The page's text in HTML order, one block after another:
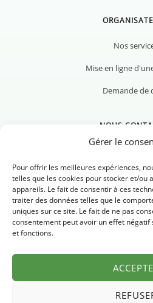
Gérer le
Pour offrir les meilleures expériences,
telles que les cookies pour stocker et/ou
appareils. Le fait de consentir à ces
traiter des données telles que le
uniques sur ce site. Le fait de ne pas
consentement peut avoir un effet
et fonctions.
Nos
Mise en ligne
Demande de
NOUS
Nous